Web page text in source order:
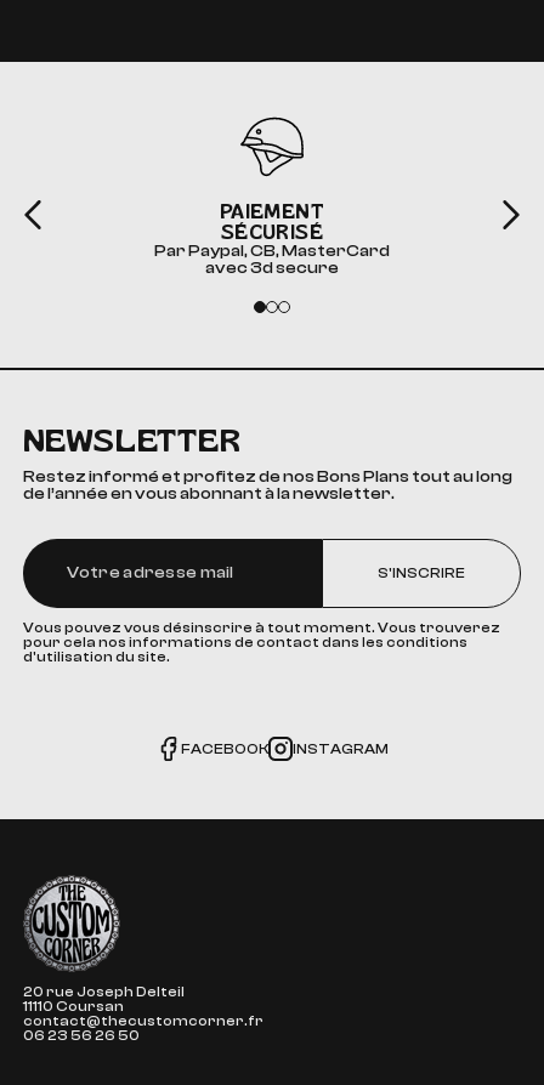
PAIEMENT
SÉCURISÉ
Par Paypal, CB, MasterCard
avec 3d secure
NEWSLETTER
Restez informé et profitez de nos Bons Plans tout au long
de l’année en vous abonnant à la newsletter.
S'INSCRIRE
Vous pouvez vous désinscrire à tout moment. Vous trouverez
pour cela nos informations de contact dans les conditions
d'utilisation du site.
FACEBOOK INSTAGRAM
The Custom Corner
20 rue Joseph Delteil
11110 Coursan
contact@thecustomcorner.fr
06 23 56 26 50